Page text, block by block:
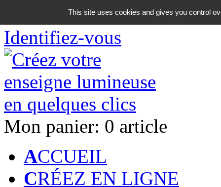
06 18 42 08 59
Identifiez-vous
Mon panier: 0 article
ACCUEIL
CRÉEZ EN LIGNE
This site uses cookies and gives you control